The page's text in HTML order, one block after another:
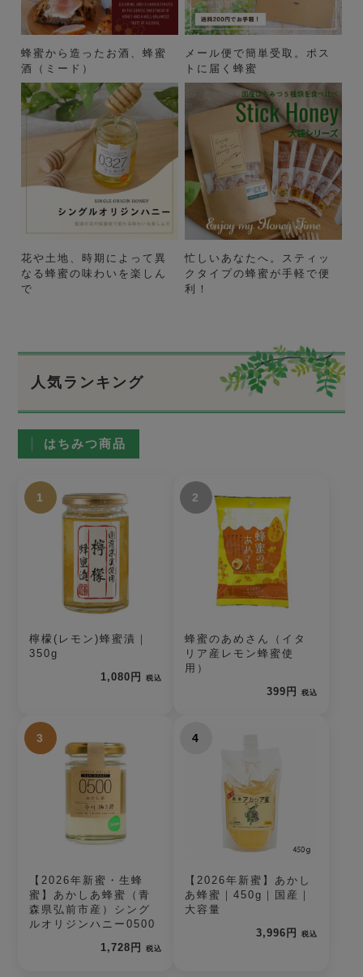
蜂蜜から造ったお酒、蜂蜜
酒（ミード）
メール便で簡単受取。ポス
トに届く蜂蜜
花や土地、時期によって異
なる蜂蜜の味わいを楽しん
で
忙しいあなたへ。スティッ
クタイプの蜂蜜が手軽で便
利！
人気ランキング
はちみつ商品
1
檸檬(レモン)蜂蜜漬｜
350g
1,080円
税込
2
蜂蜜のあめさん（イタ
リア産レモン蜂蜜使
用）
399円
税込
3
【2026年新蜜・生蜂
蜜】あかしあ蜂蜜（青
森県弘前市産）シング
ルオリジンハニー0500
1,728円
税込
4
【2026年新蜜】あかし
あ蜂蜜｜450g｜国産｜
大容量
3,996円
税込